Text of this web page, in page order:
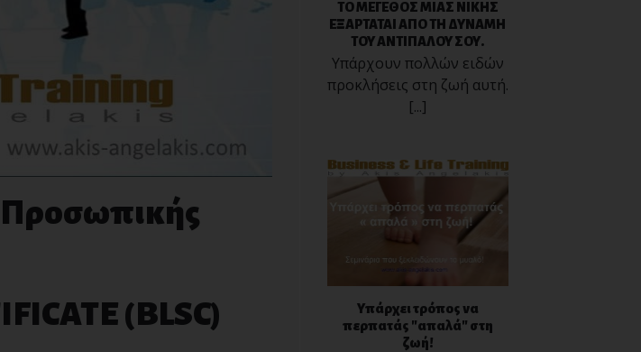
Προσωπικής
(BLSC)
ΤΟ ΜΕΓΕΘΟΣ ΜΙΑΣ ΝΙΚΗΣ
ΕΞΑΡΤΑΤΑΙ ΑΠΟ ΤΗ ΔΥΝΑΜΗ
ΤΟΥ ΑΝΤΙΠΑΛΟΥ ΣΟΥ.
Υπάρχουν πολλών ειδών
προκλήσεις στη ζωή αυτή.
[...]
Υπάρχει τρόπος να
περπατάς "απαλά" στη
ζωή!